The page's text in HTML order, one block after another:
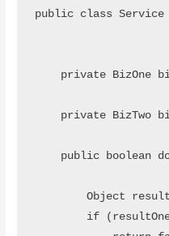
k
public class
private BizOne
private BizTwo
public boolean
Object
if